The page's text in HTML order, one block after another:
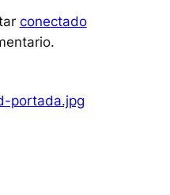
conectado
portada.jpg